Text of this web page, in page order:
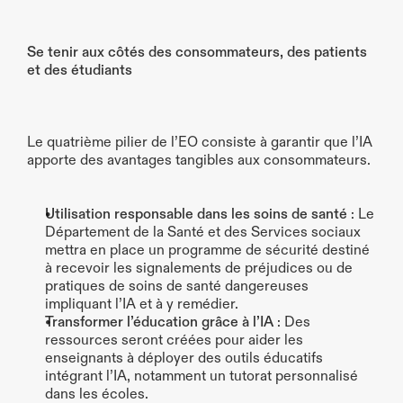
Se tenir aux côtés des consommateurs, des patients
et des étudiants
Le quatrième pilier de l’EO consiste à garantir que l’IA
apporte des avantages tangibles aux consommateurs.
Utilisation responsable dans les soins de santé : Le
Département de la Santé et des Services sociaux
mettra en place un programme de sécurité destiné
à recevoir les signalements de préjudices ou de
pratiques de soins de santé dangereuses
impliquant l’IA et à y remédier.
Transformer l’éducation grâce à l’IA : Des
ressources seront créées pour aider les
enseignants à déployer des outils éducatifs
intégrant l’IA, notamment un tutorat personnalisé
dans les écoles.